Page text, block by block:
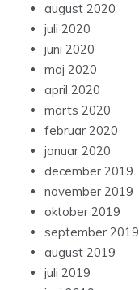
august 2020
juli 2020
juni 2020
maj 2020
april 2020
marts 2020
februar 2020
januar 2020
december 2019
november 2019
oktober 2019
september 2019
august 2019
juli 2019